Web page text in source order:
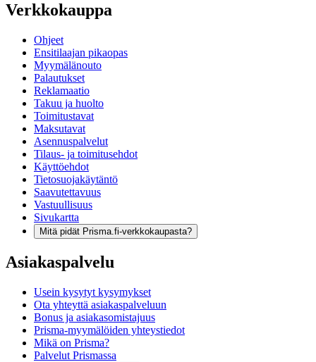
Verkkokauppa
Ohjeet
Ensitilaajan pikaopas
Myymälänouto
Palautukset
Reklamaatio
Takuu ja huolto
Toimitustavat
Maksutavat
Asennuspalvelut
Tilaus- ja toimitusehdot
Käyttöehdot
Tietosuojakäytäntö
Saavutettavuus
Vastuullisuus
Sivukartta
Mitä pidät Prisma.fi-verkkokaupasta?
Asiakaspalvelu
Usein kysytyt kysymykset
Ota yhteyttä asiakaspalveluun
Bonus ja asiakasomistajuus
Prisma-myymälöiden yhteystiedot
Mikä on Prisma?
Palvelut Prismassa